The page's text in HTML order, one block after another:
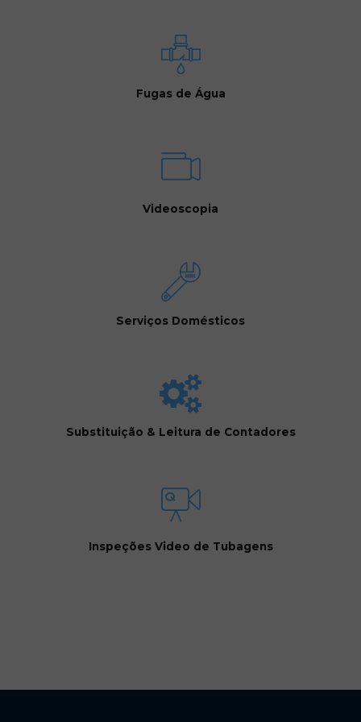
Fugas de Água
Videoscopia
Serviços Domésticos
Substituição & Leitura de Contadores
Inspeções Video de Tubagens